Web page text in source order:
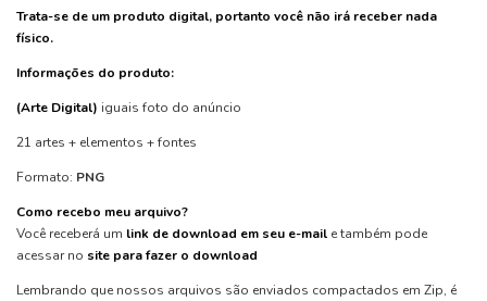
Trata-se de um produto digital, portanto você não irá receber nada
físico.
Informações do produto:
(Arte Digital) iguais foto do anúncio
21 artes + elementos + fontes
Formato: PNG
Como recebo meu arquivo?
Você receberá um link de download em seu e-mail e também pode
acessar no site para fazer o download
Lembrando que nossos arquivos são enviados compactados em Zip, é